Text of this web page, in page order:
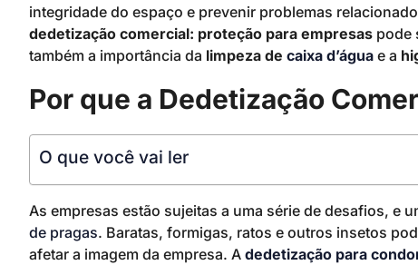
integridade do espaço e prevenir problemas
dedetização comercial: proteção para empresas pode
também a importância da limpeza de caixa d’água e a
Por que a Dedetização
O que você vai ler
As empresas estão sujeitas a uma série de desafios, e
de pragas. Baratas, formigas, ratos e outros insetos
afetar a imagem da empresa. A dedetização para